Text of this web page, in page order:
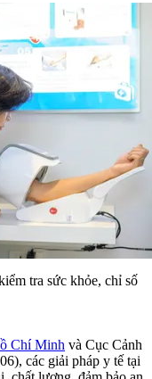
tra sức khỏe, chỉ số
Chí Minh và Cục Cảnh
các giải pháp y tế tại